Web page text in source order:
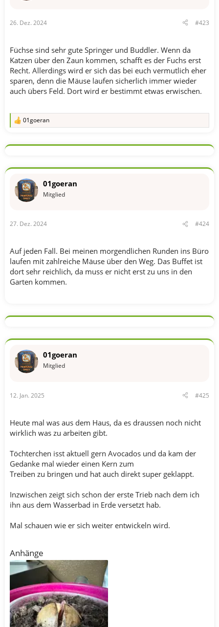
26. Dez. 2024 #423
Füchse sind sehr gute Springer und Buddler. Wenn da
Katzen über den Zaun kommen, schafft es der Fuchs erst
Recht. Allerdings wird er sich das bei euch vermutlich eher
sparen, denn die Mäuse laufen sicherlich immer wieder
auch übers Feld. Dort wird er bestimmt etwas erwischen.
R
k
o
e
n
01goeran
01goeran
Mitglied
27. Dez. 2024 #424
Auf jeden Fall. Bei meinen morgendlichen Runden ins Büro
laufen mit zahlreiche Mäuse über den Weg. Das Buffet ist
dort sehr reichlich, da muss er nicht erst zu uns in den
Garten kommen.
01goeran
Mitglied
12. Jan. 2025 #425
Heute mal was aus dem Haus, da es draussen noch nicht
wirklich was zu arbeiten gibt.
Töchterchen isst aktuell gern Avocados und da kam der
Gedanke mal wieder einen Kern zum
Treiben zu bringen und hat auch direkt super geklappt.
Inzwischen zeigt sich schon der erste Trieb nach dem ich
ihn aus dem Wasserbad in Erde versetzt hab.
Mal schauen wie er sich weiter entwickeln wird.
Anhänge